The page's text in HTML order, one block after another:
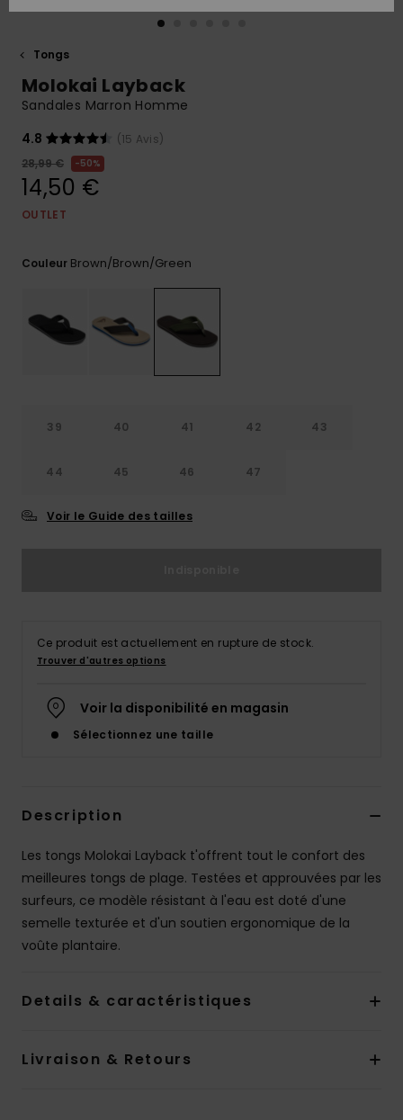
conversation
plus rapide
à votre
Démarrer
questions
formulaire
de
Tongs
Molokai Layback
Sandales Marron Homme
4.8
(15 Avis)
28,99 €
50%
14,50 €
OUTLET
Couleur Brown/brown/green
39 40 41 42 43
44 45 46 47
Voir le Guide des tailles
Ce produit est actuellement en rupture de stock.
Trouver d'autres options
Voir la disponibilité en magasin
Sélectionnez une taille
Description
Les tongs Molokai Layback t'offrent tout le confort des
meilleures tongs de plage. Testées et approuvées par les
surfeurs, ce modèle résistant à l'eau est doté d'une
semelle texturée et d'un soutien ergonomique de la
voûte plantaire.
Details & caractéristiques
Livraison & Retours